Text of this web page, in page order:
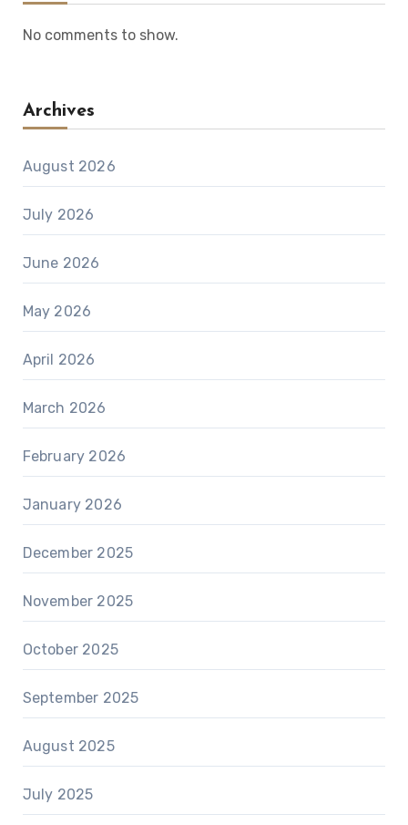
No comments to show.
Archives
August 2026
July 2026
June 2026
May 2026
April 2026
March 2026
February 2026
January 2026
December 2025
November 2025
October 2025
September 2025
August 2025
July 2025